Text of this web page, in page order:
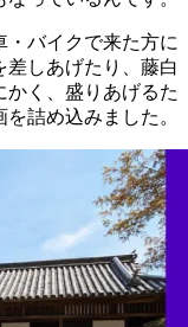
・バイクで来た方に
差しあげたり、藤白
く、盛りあげるた
詰め込みました。